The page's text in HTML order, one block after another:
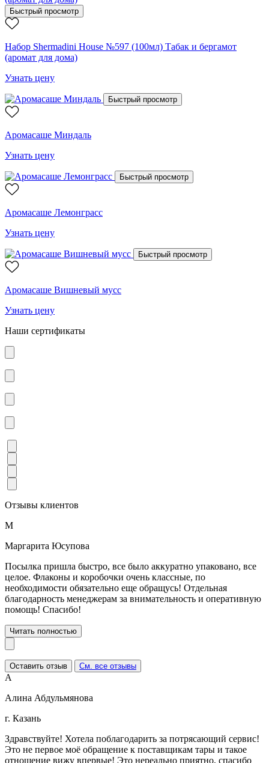
Быстрый просмотр
Набор Shermadini House №597 (100мл) Табак и бергамот
(аромат для дома)
Узнать цену
Быстрый просмотр
Аромасаше Миндаль
Узнать цену
Быстрый просмотр
Аромасаше Лемонграсс
Узнать цену
Быстрый просмотр
Аромасаше Вишневый мусс
Узнать цену
Наши сертификаты
Отзывы клиентов
М
Маргарита Юсупова
Посылка пришла быстро, все было аккуратно упаковано, все
целое. Флаконы и коробочки очень классные, по
необходимости обязательно еще обращусь! Отдельная
благодарность менеджерам за внимательность и оперативную
помощь! Спасибо!
Читать полностью
Оставить отзыв См. все отзывы
А
Алина Абдульмянова
г. Казань
Здравствуйте! Хотела поблагодарить за потрясающий сервис!
Это не первое моё обращение к поставщикам тары и такое
отношение вижу впервые! Это нереально приятно, спасибо